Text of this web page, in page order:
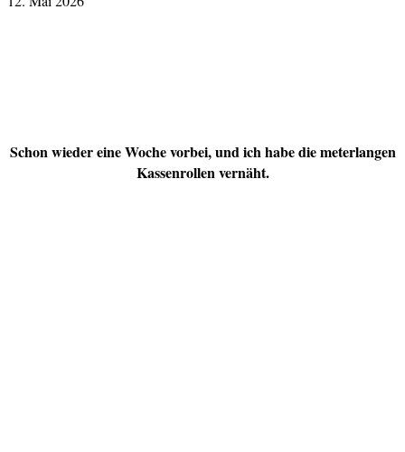
Schon wieder eine Woche vorbei, und ich habe die meterlangen
Kassenrollen vernäht.